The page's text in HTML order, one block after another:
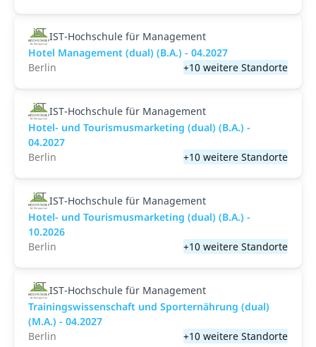
IST-Hochschule für Management
Hotel Management (dual) (B.A.) - 04.2027
Berlin
+10 weitere Standorte
IST-Hochschule für Management
Hotel- und Tourismusmarketing (dual) (B.A.) -
04.2027
Berlin
+10 weitere Standorte
IST-Hochschule für Management
Hotel- und Tourismusmarketing (dual) (B.A.) -
10.2026
Berlin
+10 weitere Standorte
IST-Hochschule für Management
Trainingswissenschaft und Sporternährung (dual)
(M.A.) - 04.2027
Berlin
+10 weitere Standorte